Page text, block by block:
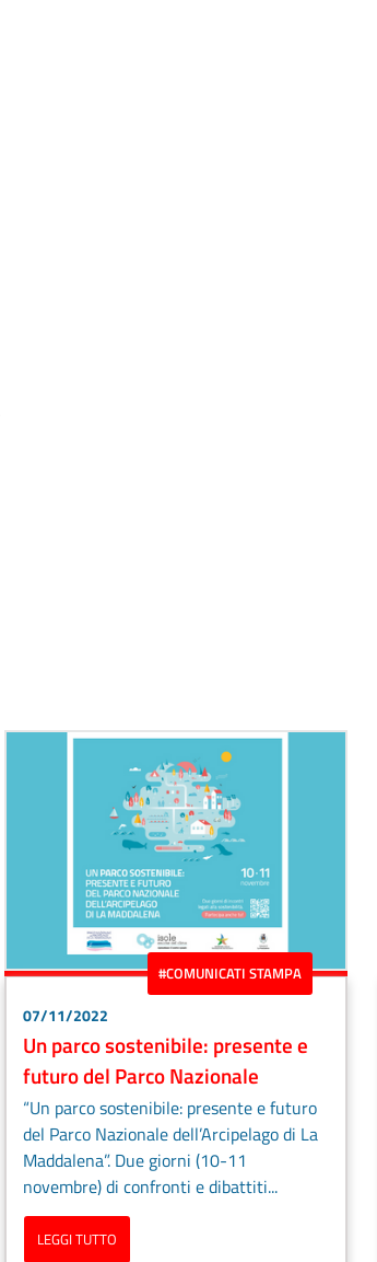
#COMUNICATI STAMPA
07/11/2022
Un parco sostenibile: presente e
futuro del Parco Nazionale
“Un parco sostenibile: presente e futuro
del Parco Nazionale dell’Arcipelago di La
Maddalena”. Due giorni (10-11
novembre) di confronti e dibattiti...
LEGGI TUTTO